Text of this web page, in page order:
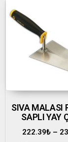
SIVA MALASI
SAPLI YAY
222.39₺ –